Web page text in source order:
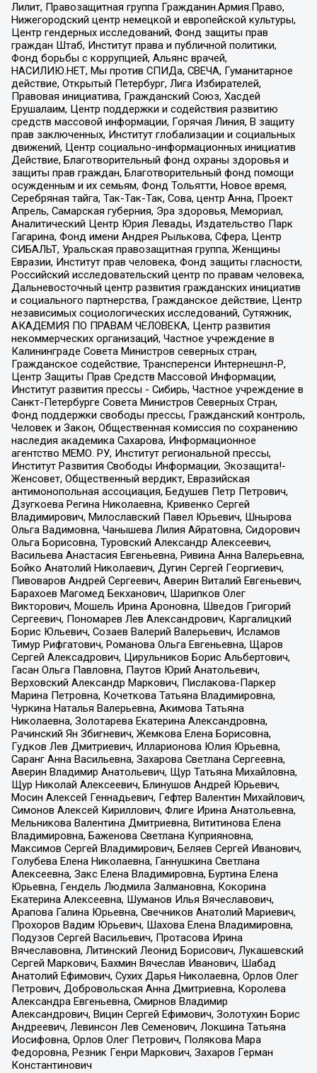
Лилит, Правозащитная группа Гражданин.Армия.Право,
Нижегородский центр немецкой и европейской культуры,
Центр гендерных исследований, Фонд защиты прав
граждан Штаб, Институт права и публичной политики,
Фонд борьбы с коррупцией, Альянс врачей,
НАСИЛИЮ.НЕТ, Мы против СПИДа, СВЕЧА, Гуманитарное
действие, Открытый Петербург, Лига Избирателей,
Правовая инициатива, Гражданский Союз, Хасдей
Ерушалаим, Центр поддержки и содействия развитию
средств массовой информации, Горячая Линия, В защиту
прав заключенных, Институт глобализации и социальных
движений, Центр социально-информационных инициатив
Действие, Благотворительный фонд охраны здоровья и
защиты прав граждан, Благотворительный фонд помощи
осужденным и их семьям, Фонд Тольятти, Новое время,
Серебряная тайга, Так-Так-Так, Сова, центр Анна, Проект
Апрель, Самарская губерния, Эра здоровья, Мемориал,
Аналитический Центр Юрия Левады, Издательство Парк
Гагарина, Фонд имени Андрея Рылькова, Сфера, Центр
СИБАЛЬТ, Уральская правозащитная группа, Женщины
Евразии, Институт прав человека, Фонд защиты гласности,
Российский исследовательский центр по правам человека,
Дальневосточный центр развития гражданских инициатив
и социального партнерства, Гражданское действие, Центр
независимых социологических исследований, Сутяжник,
АКАДЕМИЯ ПО ПРАВАМ ЧЕЛОВЕКА, Центр развития
некоммерческих организаций, Частное учреждение в
Калининграде Совета Министров северных стран,
Гражданское содействие, Трансперенси Интернешнл-Р,
Центр Защиты Прав Средств Массовой Информации,
Институт развития прессы - Сибирь, Частное учреждение в
Санкт-Петербурге Совета Министров Северных Стран,
Фонд поддержки свободы прессы, Гражданский контроль,
Человек и Закон, Общественная комиссия по сохранению
наследия академика Сахарова, Информационное
агентство МЕМО. РУ, Институт региональной прессы,
Институт Развития Свободы Информации, Экозащита!-
Женсовет, Общественный вердикт, Евразийская
антимонопольная ассоциация, Бедушев Петр Петрович,
Дзугкоева Регина Николаевна, Кривенко Сергей
Владимирович, Милославский Павел Юрьевич, Шнырова
Ольга Вадимовна, Чанышева Лилия Айратовна, Сидорович
Ольга Борисовна, Туровский Александр Алексеевич,
Васильева Анастасия Евгеньевна, Ривина Анна Валерьевна,
Бойко Анатолий Николаевич, Дугин Сергей Георгиевич,
Пивоваров Андрей Сергеевич, Аверин Виталий Евгеньевич,
Барахоев Магомед Бекханович, Шарипков Олег
Викторович, Мошель Ирина Ароновна, Шведов Григорий
Сергеевич, Пономарев Лев Александрович, Каргалицкий
Борис Юльевич, Созаев Валерий Валерьевич, Исламов
Тимур Рифгатович, Романова Ольга Евгеньевна, Щаров
Сергей Алексадрович, Цирульников Борис Альбертович,
Гасан Ольга Павловна, Паутов Юрий Анатольевич,
Верховский Александр Маркович, Пислакова-Паркер
Марина Петровна, Кочеткова Татьяна Владимировна,
Чуркина Наталья Валерьевна, Акимова Татьяна
Николаевна, Золотарева Екатерина Александровна,
Рачинский Ян Збигневич, Жемкова Елена Борисовна,
Гудков Лев Дмитриевич, Илларионова Юлия Юрьевна,
Саранг Анна Васильевна, Захарова Светлана Сергеевна,
Аверин Владимир Анатольевич, Щур Татьяна Михайловна,
Щур Николай Алексеевич, Блинушов Андрей Юрьевич,
Мосин Алексей Геннадьевич, Гефтер Валентин Михайлович,
Симонов Алексей Кириллович, Флиге Ирина Анатольевна,
Мельникова Валентина Дмитриевна, Вититинова Елена
Владимировна, Баженова Светлана Куприяновна,
Максимов Сергей Владимирович, Беляев Сергей Иванович,
Голубева Елена Николаевна, Ганнушкина Светлана
Алексеевна, Закс Елена Владимировна, Буртина Елена
Юрьевна, Гендель Людмила Залмановна, Кокорина
Екатерина Алексеевна, Шуманов Илья Вячеславович,
Арапова Галина Юрьевна, Свечников Анатолий Мариевич,
Прохоров Вадим Юрьевич, Шахова Елена Владимировна,
Подузов Сергей Васильевич, Протасова Ирина
Вячеславовна, Литинский Леонид Борисович, Лукашевский
Сергей Маркович, Бахмин Вячеслав Иванович, Шабад
Анатолий Ефимович, Сухих Дарья Николаевна, Орлов Олег
Петрович, Добровольская Анна Дмитриевна, Королева
Александра Евгеньевна, Смирнов Владимир
Александрович, Вицин Сергей Ефимович, Золотухин Борис
Андреевич, Левинсон Лев Семенович, Локшина Татьяна
Иосифовна, Орлов Олег Петрович, Полякова Мара
Федоровна, Резник Генри Маркович, Захаров Герман
Константинович